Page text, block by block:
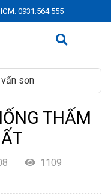
0931.564.555
sơn
THẤM
1109